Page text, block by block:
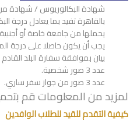
شهادة البكالوريوس / شهادة
بالقاهرة تفيد بما يعادل درجة
يحملها من جامعة خاصة أو
يجب أن يكون حاصلا على درجة
بيان بموافقة سفارة البلد
عدد 3 صور شخصية.
عدد 3 صور من جواز سفر ساري.
لمزيد من المعلومات قم
كيفية التقدم للقيد للطلاب الوافدين